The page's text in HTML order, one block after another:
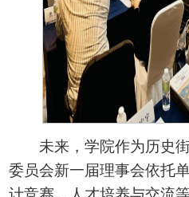
未来，学院作为历史
委员会新一届理事会依托